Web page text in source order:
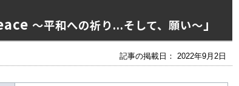
～平和への祈り...そして、願い～ 」
記事の掲載日： 2022年9月2日